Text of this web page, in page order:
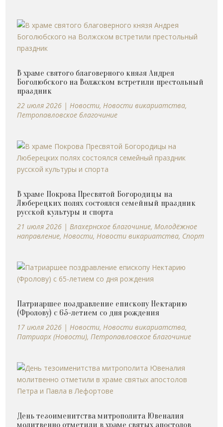
В храме святого благоверного князя Андрея
Боголюбского на Волжском встретили престольный
праздник
22 июля 2026 |Новости,Новости викариатства,
Петропавловское благочиние
В храме Покрова Пресвятой Богородицы на
Люберецких полях состоялся семейный праздник
русской культуры и спорта
21 июля 2026 |Влахернское благочиние,Молодёжное
направление,Новости,Новости викариатства, Спорт
Патриаршее поздравление епископу Нектарию
(Фролову) с 65-летием со дня рождения
17 июля 2026 |Новости,Новости викариатства,
Патриарх (Новости),Петропавловское благочиние
День тезоименитства митрополита Ювеналия
молитвенно отметили в храме святых апостолов